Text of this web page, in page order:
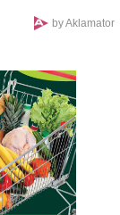
by Aklamator